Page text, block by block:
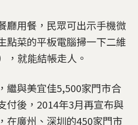
廳用餐，民眾可出示手機微
點菜的平板電腦掃一下二維
，就能結帳走人。
繼與美宜佳5,500家門市合
付後，2014年3月再宣布與
在廣州、深圳的450家門市